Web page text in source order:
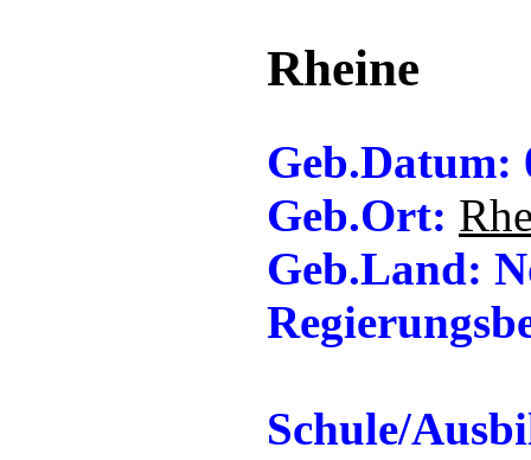
Rheine
Geb.Datum:
Geb.Ort:
Geb.Land:
Schule/